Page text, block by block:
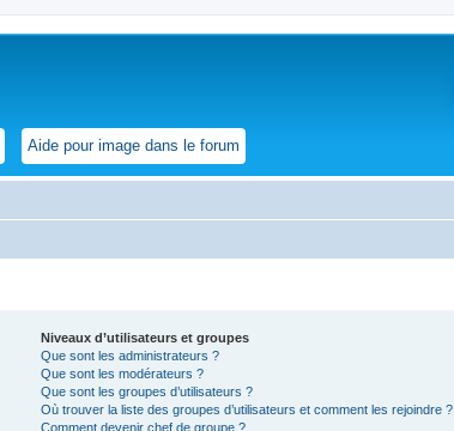
Aide pour image dans le forum
Niveaux d’utilisateurs et groupes
Que sont les administrateurs ?
Que sont les modérateurs ?
Que sont les groupes d’utilisateurs ?
Où trouver la liste des groupes d’utilisateurs et comment les rejoindre ?
Comment devenir chef de groupe ?